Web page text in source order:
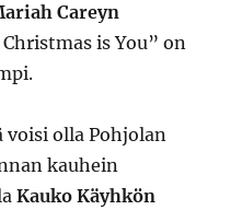
Careyn
is You” on
voisi olla Pohjolan
kauhein
Kauko Käyhkön